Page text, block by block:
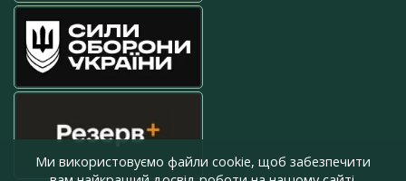
Ми використовуємо файли cookie, щоб забезпечити